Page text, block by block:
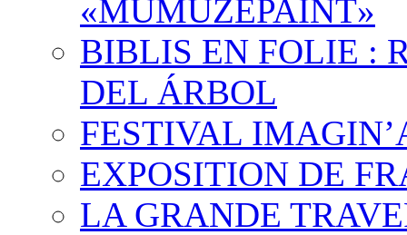
«MUMUZEPAINT»
BIBLIS EN FOLIE :
DEL ÁRBOL
FESTIVAL
EXPOSITION DE
LA GRANDE